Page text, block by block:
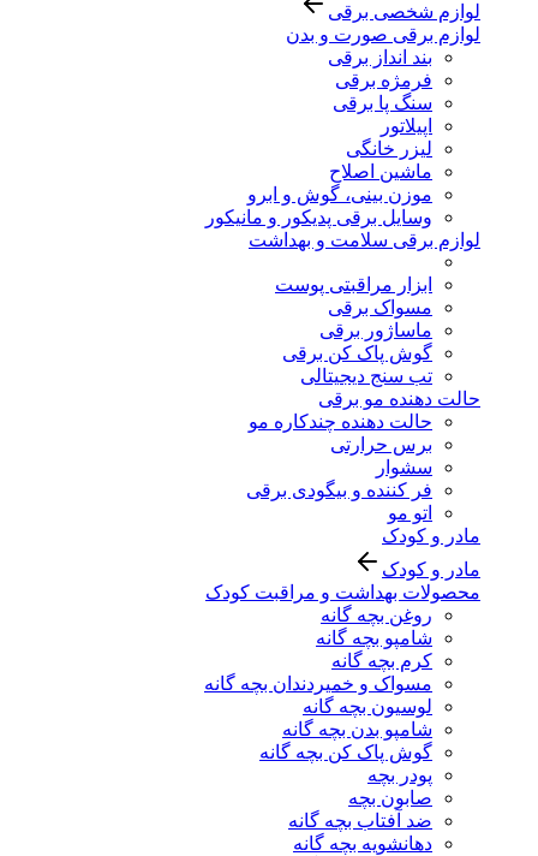
لوازم شخصی برقی
لوازم برقی صورت و بدن
بند انداز برقی
فرمژه برقی
سنگ پا برقی
اپیلاتور
لیزر خانگی
ماشین اصلاح
موزن بینی، گوش و ابرو
وسایل برقی پدیکور و مانیکور
لوازم برقی سلامت و بهداشت
ابزار مراقبتی پوست
مسواک برقی
ماساژور برقی
گوش پاک کن برقی
تب سنج دیجیتالی
حالت دهنده مو برقی
حالت دهنده چندکاره مو
برس حرارتی
سشوار
فر کننده و بیگودی برقی
اتو مو
مادر و کودک
مادر و کودک
محصولات بهداشت و مراقبت کودک
روغن بچه گانه
شامپو بچه گانه
کرم بچه گانه
مسواک و خمیردندان بچه گانه
لوسیون بچه گانه
شامپو بدن بچه گانه
گوش پاک کن بچه گانه
پودر بچه
صابون بچه
ضد آفتاب بچه گانه
دهانشویه بچه گانه